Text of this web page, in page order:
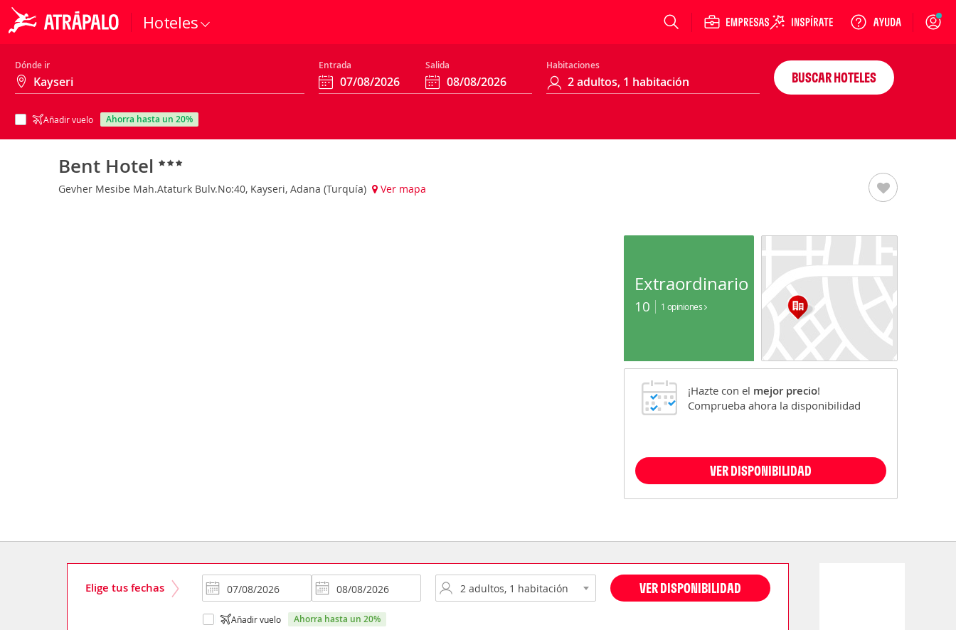
Hoteles Login
Dónde ir Entrada Salida Habitaciones
Añadir vuelo ahorra hasta un 20%
BUSCAR HOTELES
Bent Hotel
Gevher Mesibe Mah.Ataturk Bulv.No:40, Kayseri, Adana (Turquía) Ver mapa
Extraordinario
10 1 opiniones
¡Hazte con el mejor precio!
Comprueba ahora la disponibilidad
VER DISPONIBILIDAD
Elige tus fechas VER DISPONIBILIDAD
Añadir vuelo ahorra hasta un 20%